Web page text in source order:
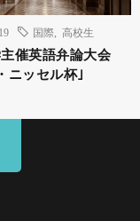
国際 高校生
主催英語弁論大会
ニッセル杯｣